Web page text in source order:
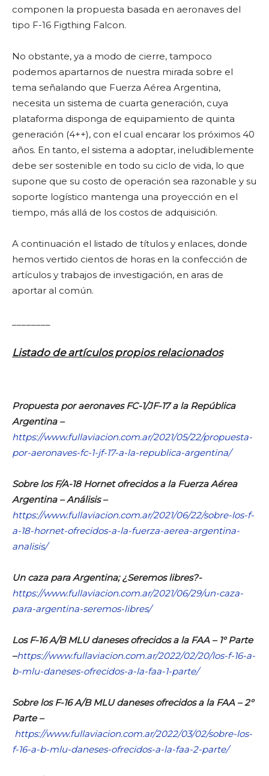
componen la propuesta basada en aeronaves del
tipo F-16 Figthing Falcon.
No obstante, ya a modo de cierre, tampoco
podemos apartarnos de nuestra mirada sobre el
tema señalando que Fuerza Aérea Argentina,
necesita un sistema de cuarta generación, cuya
plataforma disponga de equipamiento de quinta
generación (4++), con el cual encarar los próximos 40
años. En tanto, el sistema a adoptar, ineludiblemente
debe ser sostenible en todo su ciclo de vida, lo que
supone que su costo de operación sea razonable y su
soporte logístico mantenga una proyección en el
tiempo, más allá de los costos de adquisición.
A continuación el listado de títulos y enlaces, donde
hemos vertido cientos de horas en la confección de
artículos y trabajos de investigación, en aras de
aportar al común.
Listado de artículos propios relacionados
Propuesta por aeronaves FC-1/JF-17 a la República
Argentina –
https://www.fullaviacion.com.ar/2021/05/22/propuesta-
por-aeronaves-fc-1-jf-17-a-la-republica-argentina/
Sobre los F/A-18 Hornet ofrecidos a la Fuerza Aérea
Argentina – Análisis –
https://www.fullaviacion.com.ar/2021/06/22/sobre-los-f-
a-18-hornet-ofrecidos-a-la-fuerza-aerea-argentina-
analisis/
Un caza para Argentina; ¿Seremos libres?-
https://www.fullaviacion.com.ar/2021/06/29/un-caza-
para-argentina-seremos-libres/
Los F-16 A/B MLU daneses ofrecidos a la FAA – 1° Parte
–https://www.fullaviacion.com.ar/2022/02/20/los-f-16-a-
b-mlu-daneses-ofrecidos-a-la-faa-1-parte/
Sobre los F-16 A/B MLU daneses ofrecidos a la FAA – 2°
Parte –
https://www.fullaviacion.com.ar/2022/03/02/sobre-los-
f-16-a-b-mlu-daneses-ofrecidos-a-la-faa-2-parte/